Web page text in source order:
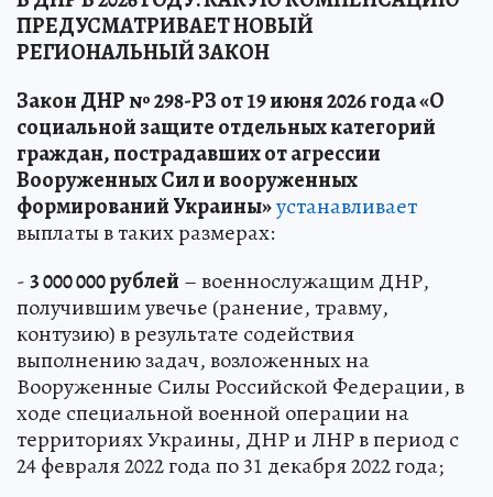
ПРЕДУСМАТРИВАЕТ НОВЫЙ
РЕГИОНАЛЬНЫЙ ЗАКОН
Закон ДНР № 298-РЗ от 19 июня 2026 года «О
социальной защите отдельных категорий
граждан, пострадавших от агрессии
Вооруженных Сил и вооруженных
формирований Украины»устанавливает
выплаты в таких размерах:
-3 000 000 рублей – военнослужащим ДНР,
получившим увечье (ранение, травму,
контузию) в результате содействия
выполнению задач, возложенных на
Вооруженные Силы Российской Федерации, в
ходе специальной военной операции на
территориях Украины, ДНР и ЛНР в период с
24 февраля 2022 года по 31 декабря 2022 года;